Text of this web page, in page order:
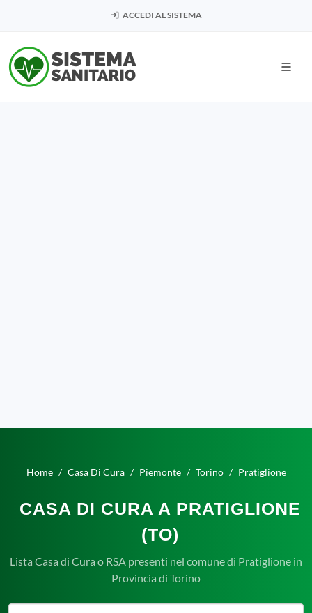
ACCEDI AL SISTEMA
Home Casa Di Cura Piemonte Torino Pratiglione
CASA DI CURA A PRATIGLIONE
(TO)
Lista Casa di Cura o RSA presenti nel comune di Pratiglione in
Provincia di Torino